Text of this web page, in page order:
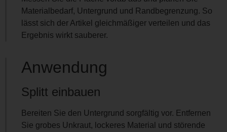
Materialbedarf, Untergrund und Randbegrenzung. So
lässt sich der Artikel gleichmäßiger verteilen und das
Ergebnis wirkt sauberer.
Anwendung
Splitt einbauen
Bereiten Sie den Untergrund sorgfältig vor. Entfernen
Sie grobes Unkraut, lockeres Material und störende